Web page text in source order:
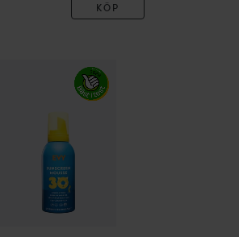
KÖP
Sunscreen Mousse SPF30 Kids